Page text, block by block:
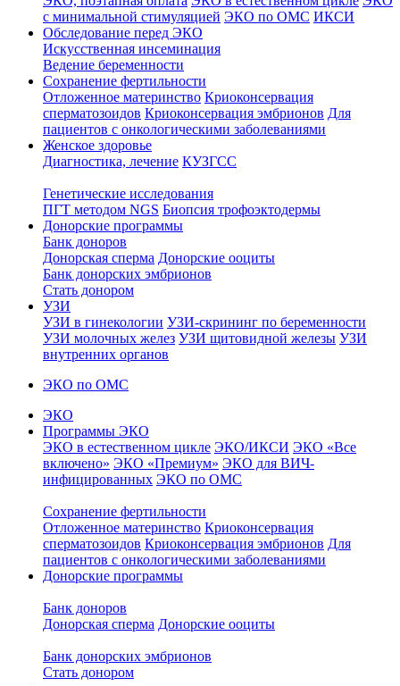
с минимальной стимуляцией ЭКО по ОМС ИКСИ
Обследование перед ЭКО
Искусственная инсеминация
Ведение беременности
Сохранение фертильности
Отложенное материнство Криоконсервация
сперматозоидов Криоконсервация эмбрионов Для
пациентов с онкологическими заболеваниями
Женское здоровье
Диагностика, лечение КУЗГСС
Генетические исследования
ПГТ методом NGS Биопсия трофоэктодермы
Донорские программы
Банк доноров
Донорская сперма Донорские ооциты
Банк донорских эмбрионов
Стать донором
УЗИ
УЗИ в гинекологии УЗИ-скрининг по беременности
УЗИ молочных желез УЗИ щитовидной железы УЗИ
внутренних органов
ЭКО по ОМС
ЭКО
Программы ЭКО
ЭКО в естественном цикле ЭКО/ИКСИ ЭКО «Все
включено» ЭКО «Премиум» ЭКО для ВИЧ-
инфицированных ЭКО по ОМС
Сохранение фертильности
Отложенное материнство Криоконсервация
сперматозоидов Криоконсервация эмбрионов Для
пациентов с онкологическими заболеваниями
Донорские программы
Банк доноров
Донорская сперма Донорские ооциты
Банк донорских эмбрионов
Стать донором